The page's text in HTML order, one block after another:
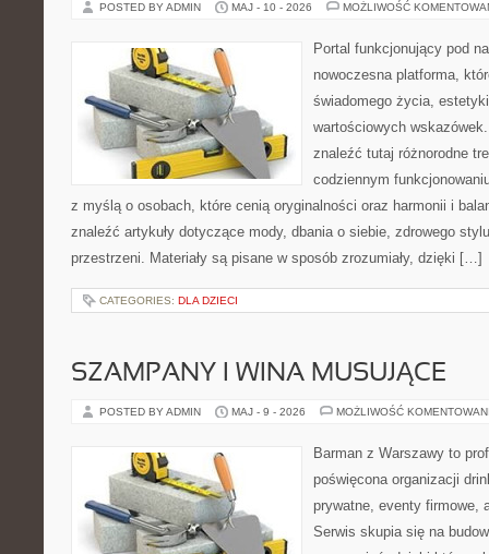
POSTED BY ADMIN MAJ - 10 - 2026 MOŻLIWOŚĆ
Portal funkcjonujący pod
nowoczesna platforma,
świadomego życia,
wartościowych
znaleźć tutaj różnorodne
codziennym
z myślą o osobach, które cenią oryginalności oraz harmonii i
znaleźć artykuły dotyczące mody, dbania o siebie, zdrowego
przestrzeni. Materiały są pisane w sposób zrozumiały, dzięki […]
CATEGORIES: DLA DZIECI
SZAMPANY I WINA MUSUJĄCE
POSTED BY ADMIN MAJ - 9 - 2026 MOŻLIWOŚĆ
Barman z Warszawy to
poświęcona organizacji
prywatne, eventy firmowe,
Serwis skupia się na